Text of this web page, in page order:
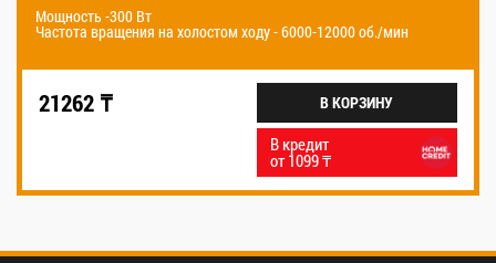
Мощность -300 Вт
Частота вращения на холостом ходу - 6000-12000 об./мин
21262 ₸ В КОРЗИНУ
В кредит
от 1099 ₸